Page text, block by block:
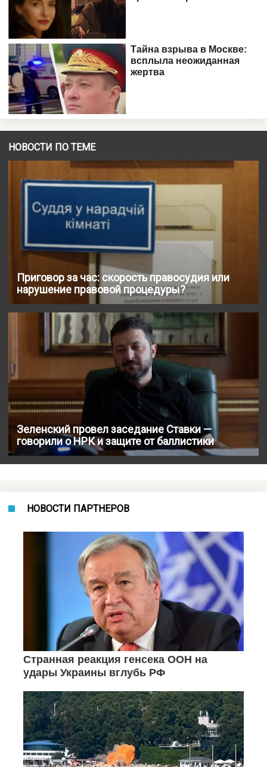
НОВОСТИ ПО ТЕМЕ
Приговор за час: скорость правосудия или
нарушение правовой процедуры?
Зеленский провел заседание Ставки —
говорили о НРК и защите от баллистики
НОВОСТИ ПАРТНЕРОВ